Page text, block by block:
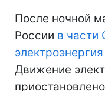
После ночной
России в части
Движение